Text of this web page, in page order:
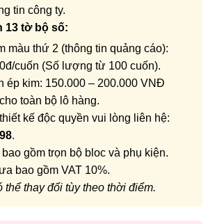
tin công ty.
13 tờ bộ số:
màu thứ 2 (thông tin quảng cáo):
cuốn (Số lượng từ 100 cuốn).
ép kim: 150.000 – 200.000 VNĐ
toàn bộ lô hàng.
kế độc quyền vui lòng liên hệ:
.
gồm trọn bộ bloc và phụ kiện.
bao gồm VAT 10%.
thể thay đổi tùy theo thời điểm.